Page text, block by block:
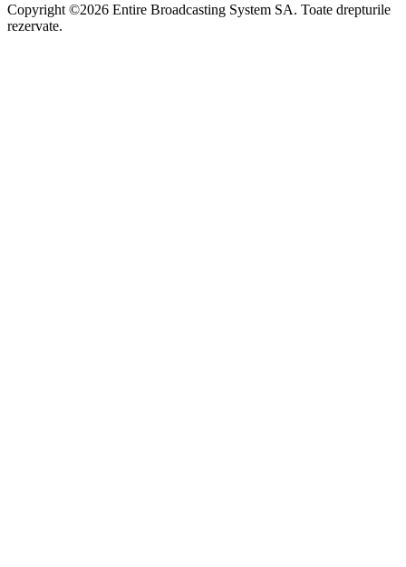
Copyright ©2026 Entire Broadcasting System SA. Toate drepturile
rezervate.